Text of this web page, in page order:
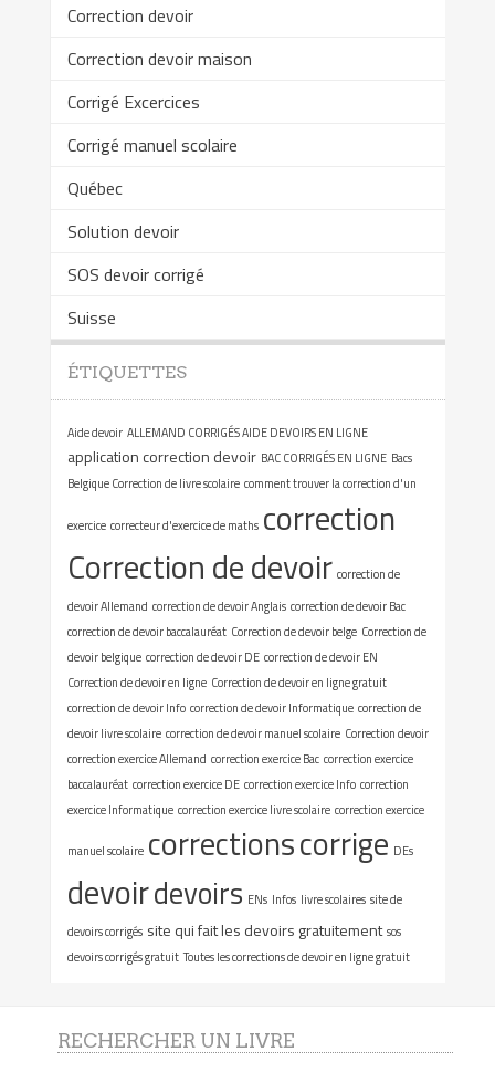
Correction devoir
Correction devoir maison
Corrigé Excercices
Corrigé manuel scolaire
Québec
Solution devoir
SOS devoir corrigé
Suisse
ÉTIQUETTES
Aide devoir ALLEMAND CORRIGÉS AIDE DEVOIRS EN LIGNE
application correction devoir BAC CORRIGÉS EN LIGNE Bacs
Belgique Correction de livre scolaire comment trouver la correction d'un
exercice correcteur d'exercice de maths correction
Correction de devoir correction de
devoir Allemand correction de devoir Anglais correction de devoir Bac
correction de devoir baccalauréat Correction de devoir belge Correction de
devoir belgique correction de devoir DE correction de devoir EN
Correction de devoir en ligne Correction de devoir en ligne gratuit
correction de devoir Info correction de devoir Informatique correction de
devoir livre scolaire correction de devoir manuel scolaire Correction devoir
correction exercice Allemand correction exercice Bac correction exercice
baccalauréat correction exercice DE correction exercice Info correction
exercice Informatique correction exercice livre scolaire correction exercice
manuel scolaire correctionscorrige DEs
devoirdevoirs ENs Infos livre scolaires site de
devoirs corrigés site qui fait les devoirs gratuitement sos
devoirs corrigés gratuit Toutes les corrections de devoir en ligne gratuit
RECHERCHER UN LIVRE